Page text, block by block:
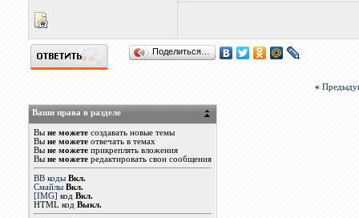
Поделиться…
«
Ваши права в разделе
Вы не можетесоздавать новые темы
Вы не можетеотвечать в темах
Вы не можетеприкреплять вложения
Вы не можетередактировать свои сообщения
BB коды Вкл.
Смайлы Вкл.
[IMG] код Вкл.
HTML код Выкл.